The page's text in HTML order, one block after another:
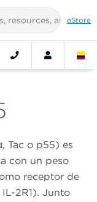
eStore
Tac o p55) es
con un peso
receptor de
2R1). Junto